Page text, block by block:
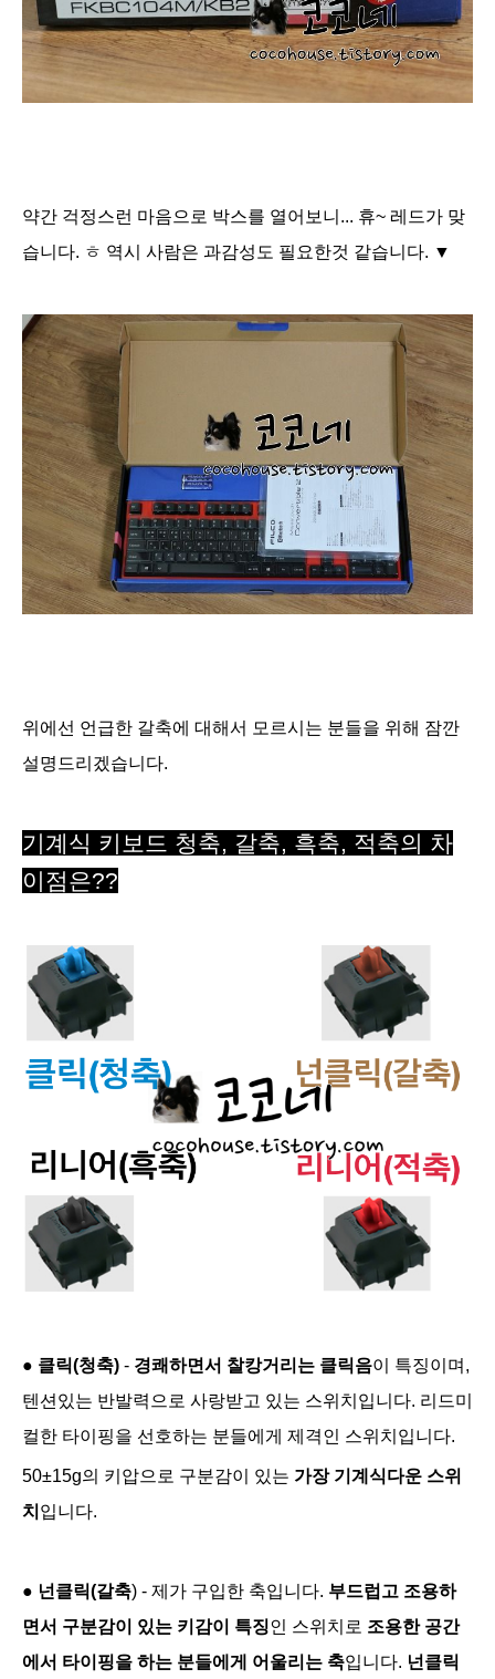
약간 걱정스런 마음으로 박스를 열어보니... 휴~ 레드가 맞
습니다. ㅎ 역시 사람은 과감성도 필요한것 같습니다. ▼
위에선 언급한 갈축에 대해서 모르시는 분들을 위해 잠깐
설명드리겠습니다.
기계식 키보드 청축, 갈축, 흑축, 적축의 차
이점은??
● 클릭(청축) - 경쾌하면서 찰캉거리는 클릭음이 특징이며,
텐션있는 반발력으로 사랑받고 있는 스위치입니다. 리드미
컬한 타이핑을 선호하는 분들에게 제격인 스위치 입니다.
50±15g의 키압으로 구분감이 있는 가장 기계식다운 스위
치 입니다.
● 넌클릭(갈축) - 제가 구입한 축입니다. 부드럽고 조용하
면서 구분감이 있는 키감이 특징인 스위치로 조용한 공간
에서 타이핑을 하는 분들에게 어울리는 축입니다. 넌클릭